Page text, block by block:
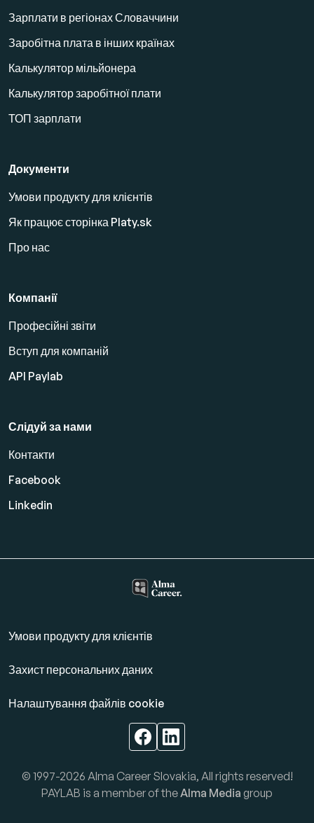
Зарплати в регіонах Словаччини
Заробітна плата в інших країнах
Калькулятор мільйонера
Калькулятор заробітної плати
ТОП зарплати
Документи
Умови продукту для клієнтів
Як працює сторінка Platy.sk
Про нас
Компанії
Професійні звіти
Вступ для компаній
API Paylab
Слідуй за нами
Контакти
Facebook
Linkedin
Умови продукту для клієнтів
Захист персональних даних
Налаштування файлів cookie
© 1997-2026 Alma Career Slovakia, All rights reserved!
PAYLAB is a member of the Alma Media group